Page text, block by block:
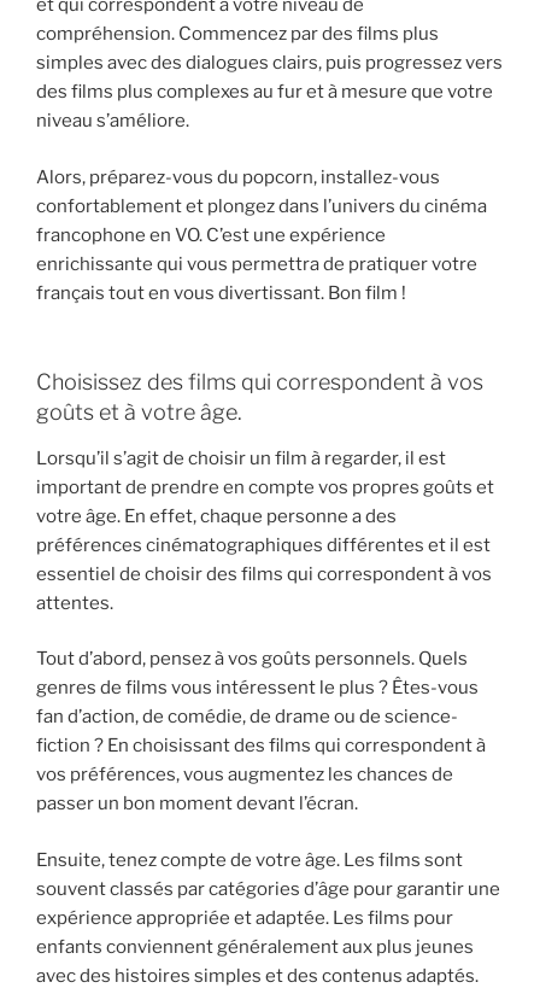
et qui correspondent à votre niveau de
compréhension. Commencez par des films plus
simples avec des dialogues clairs, puis progressez vers
des films plus complexes au fur et à mesure que votre
niveau s’améliore.
Alors, préparez-vous du popcorn, installez-vous
confortablement et plongez dans l’univers du cinéma
francophone en VO. C’est une expérience
enrichissante qui vous permettra de pratiquer votre
français tout en vous divertissant. Bon film !
Choisissez des films qui correspondent à vos
goûts et à votre âge.
Lorsqu’il s’agit de choisir un film à regarder, il est
important de prendre en compte vos propres goûts et
votre âge. En effet, chaque personne a des
préférences cinématographiques différentes et il est
essentiel de choisir des films qui correspondent à vos
attentes.
Tout d’abord, pensez à vos goûts personnels. Quels
genres de films vous intéressent le plus ? Êtes-vous
fan d’action, de comédie, de drame ou de science-
fiction ? En choisissant des films qui correspondent à
vos préférences, vous augmentez les chances de
passer un bon moment devant l’écran.
Ensuite, tenez compte de votre âge. Les films sont
souvent classés par catégories d’âge pour garantir une
expérience appropriée et adaptée. Les films pour
enfants conviennent généralement aux plus jeunes
avec des histoires simples et des contenus adaptés.